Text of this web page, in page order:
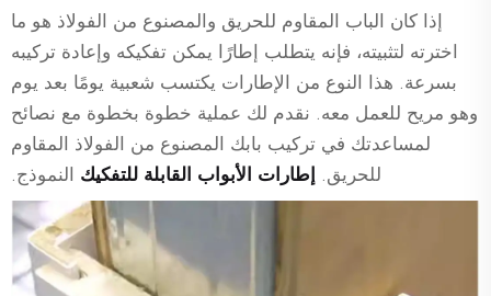
إذا كان الباب المقاوم للحريق والمصنوع من الفولاذ هو ما
اخترته لتثبيته، فإنه يتطلب إطارًا يمكن تفكيكه وإعادة تركيبه
بسرعة. هذا النوع من الإطارات يكتسب شعبية يومًا بعد يوم
وهو مريح للعمل معه. نقدم لك عملية خطوة بخطوة مع نصائح
لمساعدتك في تركيب بابك المصنوع من الفولاذ المقاوم
للحريق. إطارات الأبواب القابلة للتفكيك النموذج.